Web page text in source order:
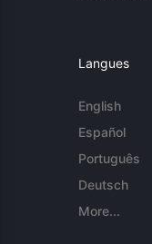
Langues
English
Español
Português
Deutsch
More...